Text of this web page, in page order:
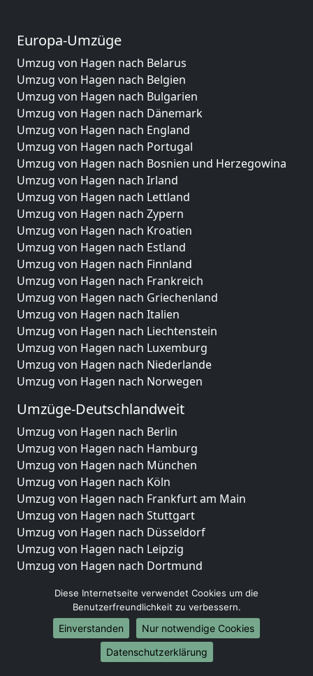
Europa-Umzüge
Umzug von Hagen nach Belarus
Umzug von Hagen nach Belgien
Umzug von Hagen nach Bulgarien
Umzug von Hagen nach Dänemark
Umzug von Hagen nach England
Umzug von Hagen nach Portugal
Umzug von Hagen nach Bosnien und Herzegowina
Umzug von Hagen nach Irland
Umzug von Hagen nach Lettland
Umzug von Hagen nach Zypern
Umzug von Hagen nach Kroatien
Umzug von Hagen nach Estland
Umzug von Hagen nach Finnland
Umzug von Hagen nach Frankreich
Umzug von Hagen nach Griechenland
Umzug von Hagen nach Italien
Umzug von Hagen nach Liechtenstein
Umzug von Hagen nach Luxemburg
Umzug von Hagen nach Niederlande
Umzug von Hagen nach Norwegen
Umzüge-Deutschlandweit
Umzug von Hagen nach Berlin
Umzug von Hagen nach Hamburg
Umzug von Hagen nach München
Umzug von Hagen nach Köln
Umzug von Hagen nach Frankfurt am Main
Umzug von Hagen nach Stuttgart
Umzug von Hagen nach Düsseldorf
Umzug von Hagen nach Leipzig
Umzug von Hagen nach Dortmund
Umzug von Hagen nach Bremen
Umzug von Hagen nach Dresden
Umzug von Hagen nach Hannover
Umzug von Hagen nach Nürnberg
Umzug von Hagen nach Duisburg
Diese Internetseite verwendet Cookies um die
Benutzerfreundlichkeit zu verbessern.
Einverstanden
Nur notwendige Cookies
Datenschutzerklärung